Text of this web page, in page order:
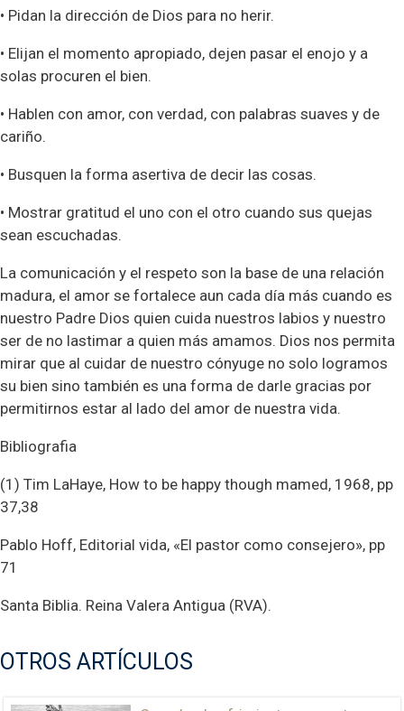
• Pidan la dirección de Dios para no herir.
• Elijan el momento apropiado, dejen pasar el enojo y a
solas procuren el bien.
• Hablen con amor, con verdad, con palabras suaves y de
cariño.
• Busquen la forma asertiva de decir las cosas.
• Mostrar gratitud el uno con el otro cuando sus quejas
sean escuchadas.
La comunicación y el respeto son la base de una relación
madura, el amor se fortalece aun cada día más cuando es
nuestro Padre Dios quien cuida nuestros labios y nuestro
ser de no lastimar a quien más amamos. Dios nos permita
mirar que al cuidar de nuestro cónyuge no solo logramos
su bien sino también es una forma de darle gracias por
permitirnos estar al lado del amor de nuestra vida.
Bibliografia
(1) Tim LaHaye, How to be happy though mamed, 1968, pp
37,38
Pablo Hoff, Editorial vida, «El pastor como consejero», pp
71
Santa Biblia. Reina Valera Antigua (RVA).
OTROS ARTÍCULOS